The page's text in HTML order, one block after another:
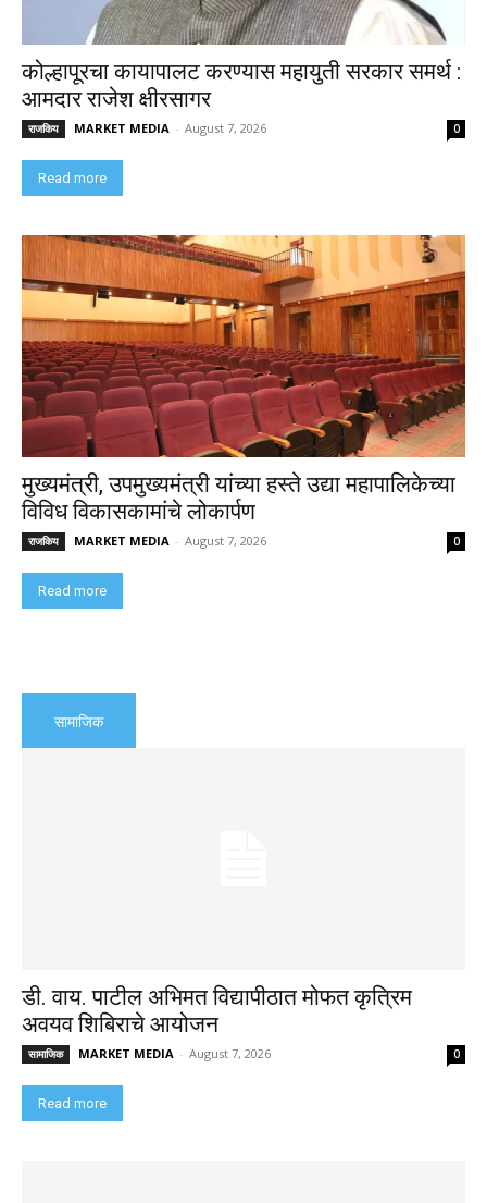
कोल्हापूरचा कायापालट करण्यास महायुती सरकार समर्थ :
आमदार राजेश क्षीरसागर
राजकिय MARKET MEDIA - August 7, 2026 0
Read more
मुख्यमंत्री, उपमुख्यमंत्री यांच्या हस्ते उद्या महापालिकेच्या
विविध विकासकामांचे लोकार्पण
राजकिय MARKET MEDIA - August 7, 2026 0
Read more
सामाजिक
डी. वाय. पाटील अभिमत विद्यापीठात मोफत कृत्रिम
अवयव शिबिराचे आयोजन
सामाजिक MARKET MEDIA - August 7, 2026 0
Read more